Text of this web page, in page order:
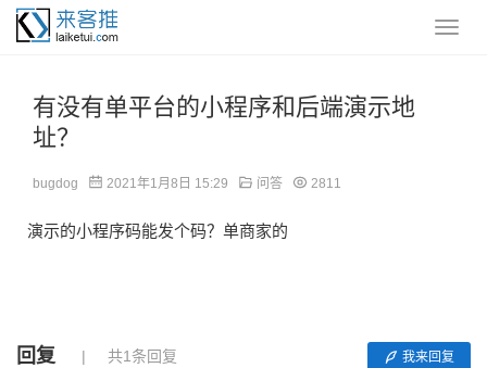
有没有单平台的小程序和后端演示地
址？
bugdog 2021年1月8日 15:29 问答 2811
演示的小程序码能发个码？单商家的
回复 共1条回复 我来回复